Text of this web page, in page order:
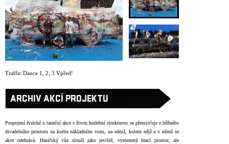
Traffic Dance 1, 2, 3 Vpřed!
ARCHIV AKCÍ PROJEKTU
Propojení fyzické a taneční akce s živou hudební strukturou se přemisťuje z běžného
divadelního prostoru na korbu nákladního vozu, na němž, kolem nějž a v němž se
akce odehrává. Hasičský vůz slouží jako jeviště, vymezený hrací prostor, ale